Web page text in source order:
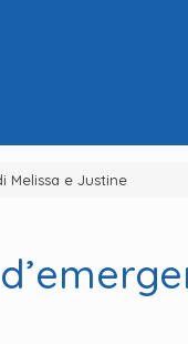
Melissa e Justine